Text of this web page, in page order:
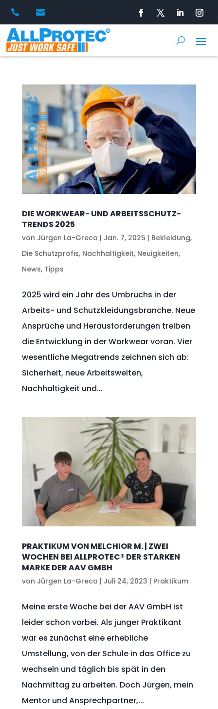
 
DIE WORKWEAR- UND ARBEITSSCHUTZ-
TRENDS 2025
von Jürgen La-Greca | Jan. 7, 2025 | Bekleidung,
Die Schutzprofis, Nachhaltigkeit, Neuigkeiten,
News, Tipps
2025 wird ein Jahr des Umbruchs in der
Arbeits- und Schutzkleidungsbranche. Neue
Ansprüche und Herausforderungen treiben
die Entwicklung in der Workwear voran. Vier
wesentliche Megatrends zeichnen sich ab:
Sicherheit, neue Arbeitswelten,
Nachhaltigkeit und...
PRAKTIKUM VON MELCHIOR M. | ZWEI
WOCHEN BEI ALLPROTEC® DER STARKEN
MARKE DER AAV GMBH
von Jürgen La-Greca | Juli 24, 2023 | Praktikum
Meine erste Woche bei der AAV GmbH ist
leider schon vorbei. Als junger Praktikant
war es zunächst eine erhebliche
Umstellung, von der Schule in das Office zu
wechseln und täglich bis spät in den
Nachmittag zu arbeiten. Doch Jürgen, mein
Mentor und Ansprechpartner,...